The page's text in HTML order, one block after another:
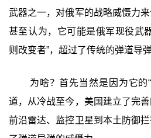
武器之一，对俄军的战略威慑力
甚至认为，它可能是俄军现役武
则改变者”，超过了传统的弹道导
为啥？首先当然是因为它的
道，从冷战至今，美国建立了完
前沿雷达、监控卫星到本土防御